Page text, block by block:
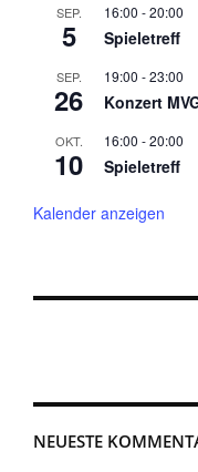
SEP.
5
16:00 -20:00
Spieletreff
SEP.
26
19:00 -23:00
Konzert
OKT.
10
16:00 -20:00
Spieletreff
Kalender anzeigen
NEUESTE